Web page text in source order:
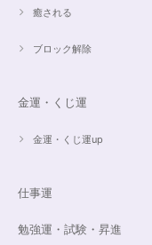
癒される
ブロック解除
金運・くじ運
金運・くじ運up
仕事運
勉強運・試験・昇進